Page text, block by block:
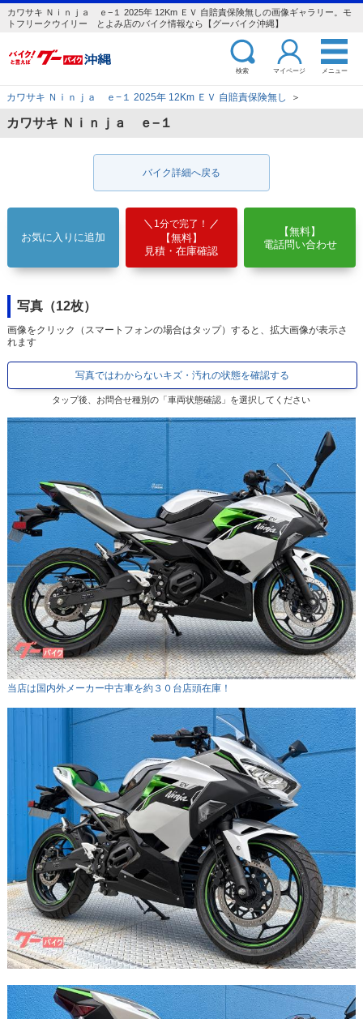
カワサキ Ｎｉｎｊａ ｅ−１ 2025年 12Km ＥＶ 自賠責保険無しの画像ギャラリー。モ
トフリークウイリー とよみ店のバイク情報なら【グーバイク沖縄】
検索 マイページ メニュー
カワサキ Ｎｉｎｊａ ｅ−１ 2025年 12Km ＥＶ 自賠責保険無し ＞
カワサキ Ｎｉｎｊａ ｅ−１
バイク詳細へ戻る
お気に入りに追加
1分で完了！
【無料】
見積・在庫確認
【無料】
電話問い合わせ
写真（12枚）
画像をクリック（スマートフォンの場合はタップ）すると、拡大画像が表示さ
れます
写真ではわからないキズ・汚れの状態を確認する
タップ後、お問合せ種別の「車両状態確認」を選択してください
当店は国内外メーカー中古車を約３０台店頭在庫！